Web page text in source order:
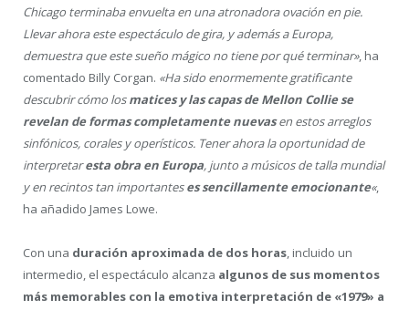
Chicago terminaba envuelta en una atronadora ovación en pie.
Llevar ahora este espectáculo de gira, y además a Europa,
demuestra que este sueño mágico no tiene por qué terminar», ha
comentado Billy Corgan. «Ha sido enormemente gratificante
descubrir cómo losmatices y las capas de Mellon Collie se
revelan de formas completamente nuevasen estos arreglos
sinfónicos, corales y operísticos. Tener ahora la oportunidad de
interpretaresta obra en Europa, junto a músicos de talla mundial
y en recintos tan importanteses sencillamente emocionante«,
ha añadido James Lowe.
Con una duración aproximada de dos horas, incluido un
intermedio, el espectáculo alcanza algunos de sus momentos
más memorables con la emotiva interpretación de «1979» a